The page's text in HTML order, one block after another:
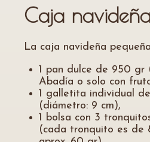
Caja
La caja navideña
1 pan dulce de 950 gr
Abadía o solo con
1 galletita individual
(diámetro: 9 cm),
1 bolsa con 3
(cada tronquito es de